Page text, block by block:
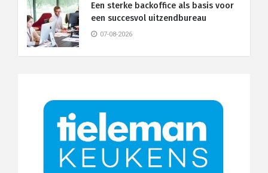
Een sterke backoffice als basis voor
een succesvol uitzendbureau
07-08-2026